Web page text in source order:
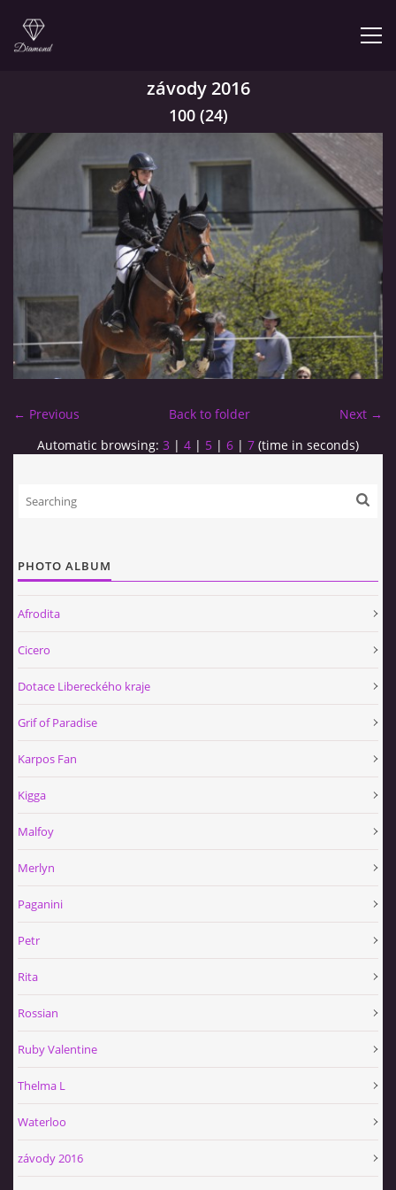
© 2026 eStránky.cz
závody 2016
100 (24)
← Previous Next →
Back to folder
Automatic browsing: 3 | 4 | 5 | 6 | 7 (time in seconds)
PHOTO ALBUM
Afrodita
Cicero
Dotace Libereckého kraje
Grif of Paradise
Karpos Fan
Kigga
Malfoy
Merlyn
Paganini
Petr
Rita
Rossian
Ruby Valentine
Thelma L
Waterloo
závody 2016